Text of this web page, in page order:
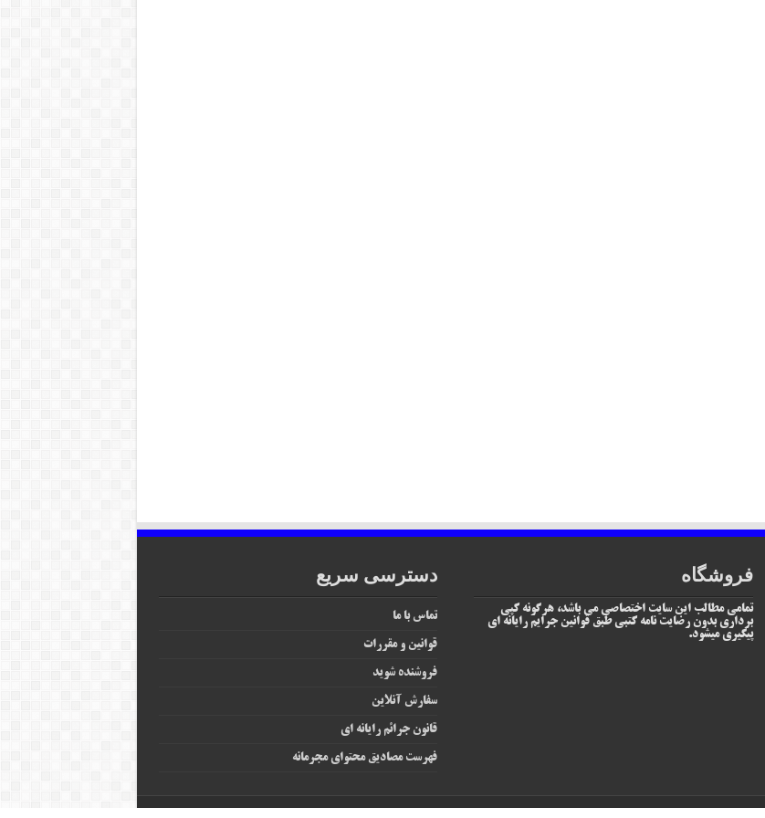
فروشگاه
تمامی مطالب این سایت اختصاصی می باشد، هرگونه کپی
برداری بدون رضایت نامه کتبی طبق قوانین جرایم رایانه ای
پیگیری میشود.
دسترسی سریع
تماس با ما
قوانین و مقررات
فروشنده شوید
سفارش آنلاین
قانون جرائم رایانه‌ ای
فهرست مصادیق محتوای مجرمانه